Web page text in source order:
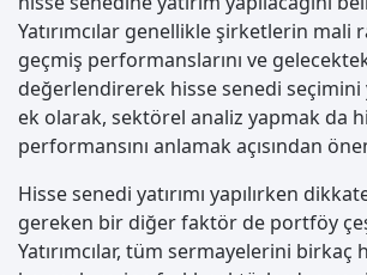
Yatırımcılar genellikle şirketlerin mali
geçmiş performanslarını ve
değerlendirerek hisse senedi seçimini
ek olarak, sektörel analiz yapmak da
performansını anlamak açısından
Hisse senedi yatırımı yapılırken
gereken bir diğer faktör de portföy
Yatırımcılar, tüm sermayelerini birkaç